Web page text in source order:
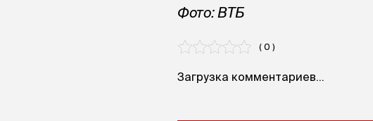
Фото: ВТБ
( 0 )
Загрузка комментариев...